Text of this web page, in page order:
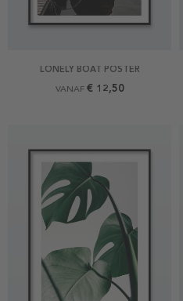
LONELY BOAT POSTER
VANAF € 12,50